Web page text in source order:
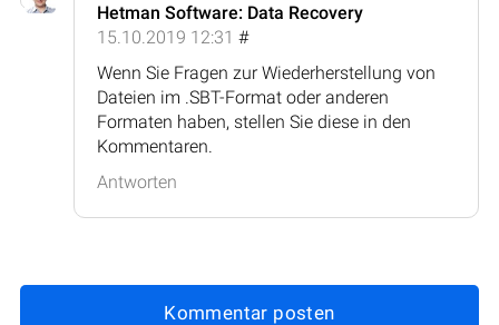
Hetman Software: Data Recovery
15.10.2019 12:31 #
Wenn Sie Fragen zur Wiederherstellung von
Dateien im .SBT-Format oder anderen
Formaten haben, stellen Sie diese in den
Kommentaren.
Antworten
Kommentar posten